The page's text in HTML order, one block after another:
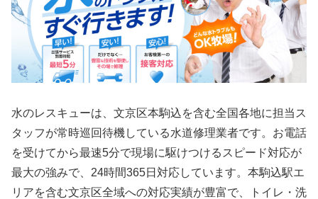
水のレスキューは、文京区本駒込を含む全国各地に担当ス
タッフが常時巡回待機している水道修理業者です。お電話
を受けてから最速5分で現場に駆けつけるスピード対応が
最大の強みで、24時間365日対応しています。本駒込駅エ
リアを含む文京区全域への対応実績が豊富で、トイレ・洗